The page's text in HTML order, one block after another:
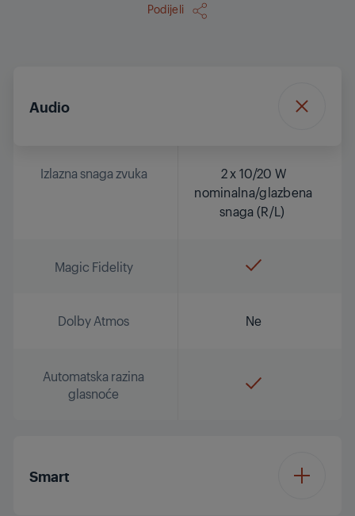
Podijeli
Audio
Izlazna snaga zvuka
2 x 10/20 W
nominalna/glazbena
snaga (R/L)
Magic Fidelity
Dolby Atmos Ne
Automatska razina
glasnoće
Smart